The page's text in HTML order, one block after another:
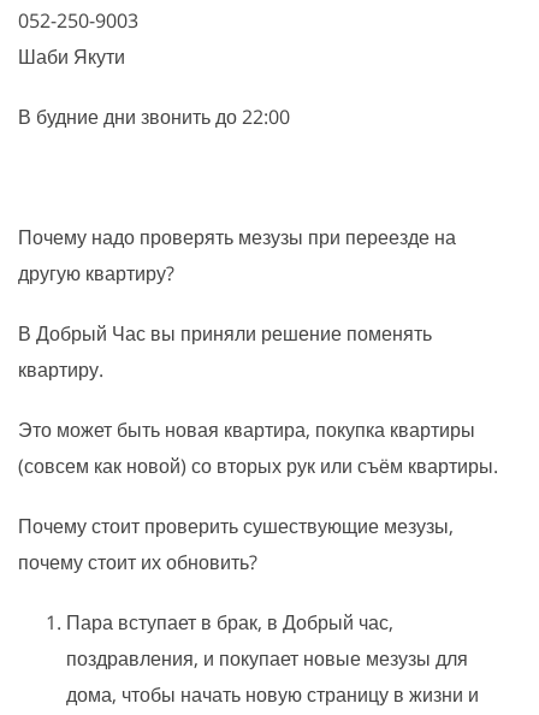
052-250-9003
Шаби Якути
В будние дни звонить до 22:00
Почему надо проверять мезузы при переезде на
другую квартиру?
В Добрый Час вы приняли решение поменять
квартиру.
Это может быть новая квартира, покупка квартиры
(совсем как новой) со вторых рук или съём квартиры.
Почему стоит проверить сушествующие мезузы,
почему стоит их обновить?
Пара вступает в брак, в Добрый час,
поздравления, и покупает новые мезузы для
дома, чтобы начать новую страницу в жизни и